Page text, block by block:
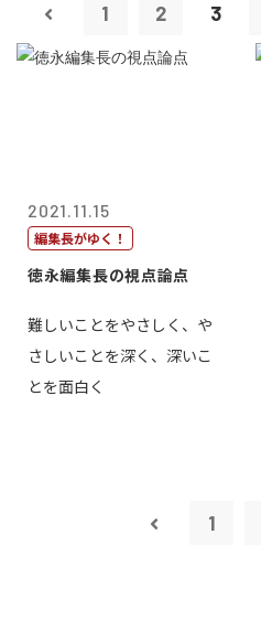
1 2 3
2021.11.15
編集長がゆく！
徳永編集長の視点論点
難しいことをやさしく、や
さしいことを深く、深いこ
とを面白く
1